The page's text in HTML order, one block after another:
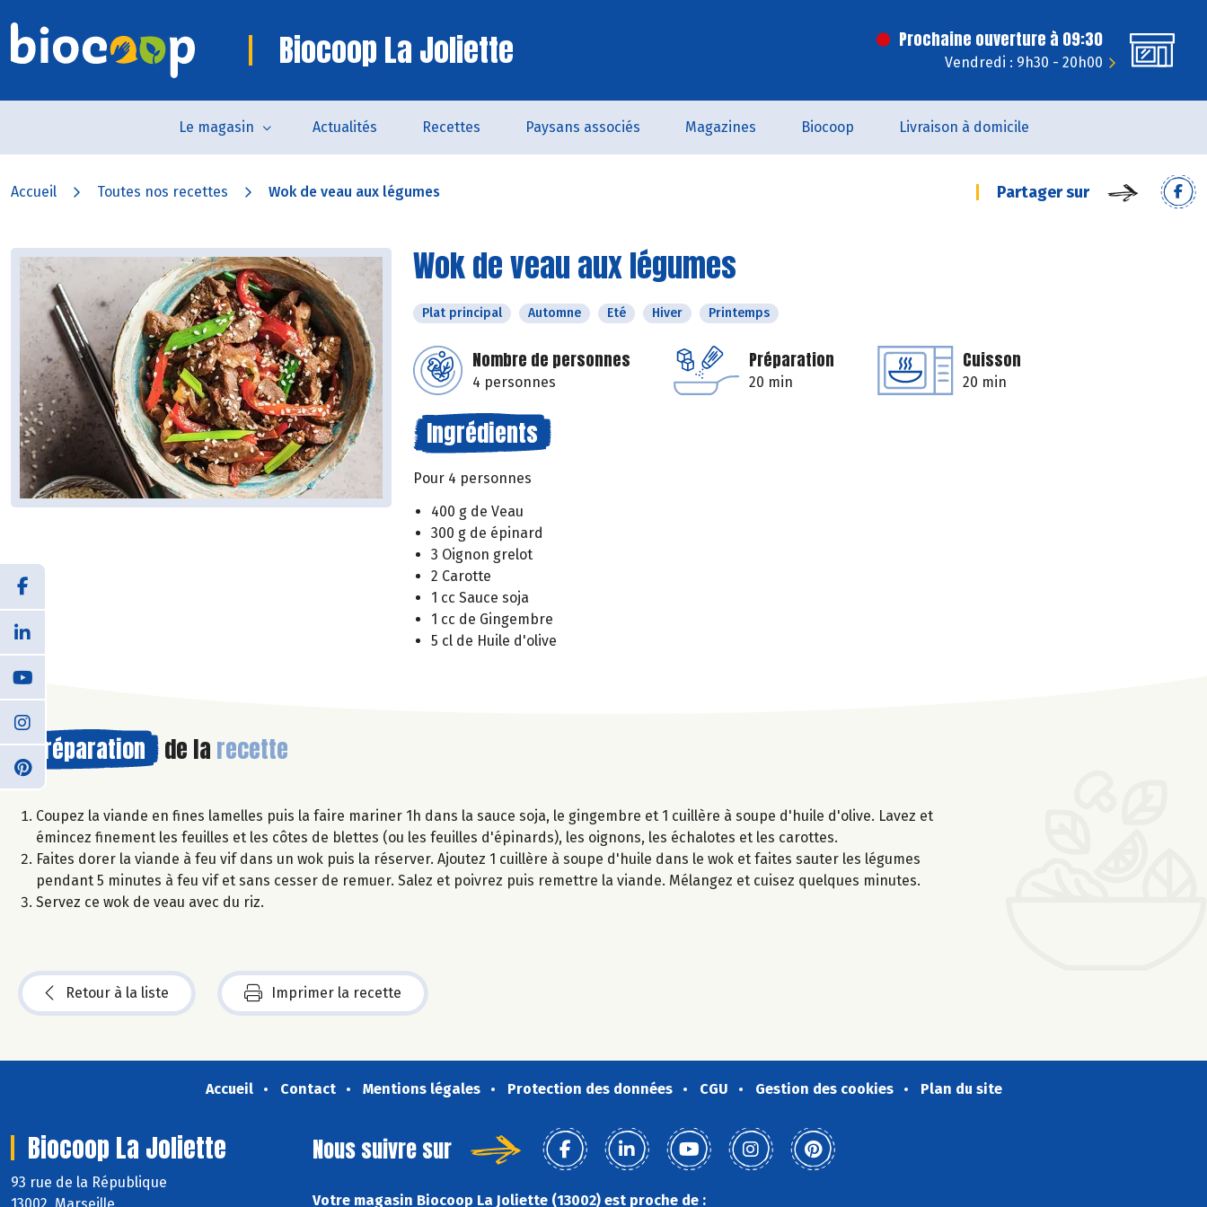
Biocoop La Joliette Prochaine ouverture à 09:30
Vendredi : 9h30 - 20h00
Le magasin Actualités Recettes Paysans associés Magazines Biocoop Livraison à domicile
Accueil Toutes nos recettes Wok de veau aux légumes Partager sur
Wok de veau aux légumes
Plat principal Automne Eté Hiver Printemps
Nombre de personnes
4 personnes
Préparation
20 min
Cuisson
20 min
Ingrédients
Pour 4 personnes
400 g de Veau
300 g de épinard
3 Oignon grelot
2 Carotte
1 cc Sauce soja
1 cc de Gingembre
5 cl de Huile d'olive
Préparation de la recette
Coupez la viande en fines lamelles puis la faire mariner 1h dans la sauce soja, le gingembre et 1 cuillère à soupe d'huile d'olive. Lavez et
émincez finement les feuilles et les côtes de blettes (ou les feuilles d'épinards), les oignons, les échalotes et les carottes.
Faites dorer la viande à feu vif dans un wok puis la réserver. Ajoutez 1 cuillère à soupe d'huile dans le wok et faites sauter les légumes
pendant 5 minutes à feu vif et sans cesser de remuer. Salez et poivrez puis remettre la viande. Mélangez et cuisez quelques minutes.
Servez ce wok de veau avec du riz.
Retour à la liste Imprimer la recette
Accueil Contact Mentions légales Protection des données CGU Gestion des cookies Plan du site
Biocoop La Joliette
93 rue de la République
13002 Marseille
Nous suivre sur
Votre magasin Biocoop La Joliette (13002) est proche de :